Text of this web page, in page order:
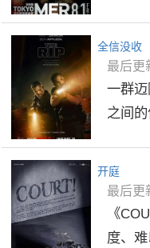
全信没收
最后更
一群
之间
开庭
最后更
《
度、